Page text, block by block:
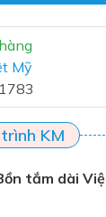
Mỹ
KM
tắm dài